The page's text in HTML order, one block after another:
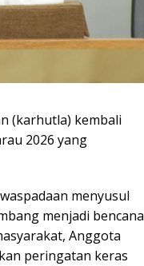
(karhutla) kembali
2026 yang
menyusul
menjadi bencana
Anggota
peringatan keras